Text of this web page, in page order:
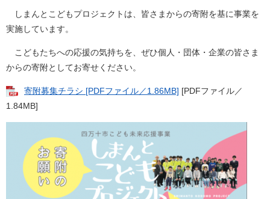
しまんとこどもプロジェクトは、皆さまからの寄附を基に事業を
実施しています。
こどもたちへの応援の気持ちを、ぜひ個人・団体・企業の皆さま
からの寄附としてお寄せください。
寄附募集チラシ [PDFファイル／1.86MB] [PDFファイル／
1.84MB]